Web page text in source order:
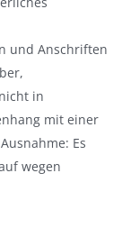
und Anschriften
in
mit einer
Es
wegen